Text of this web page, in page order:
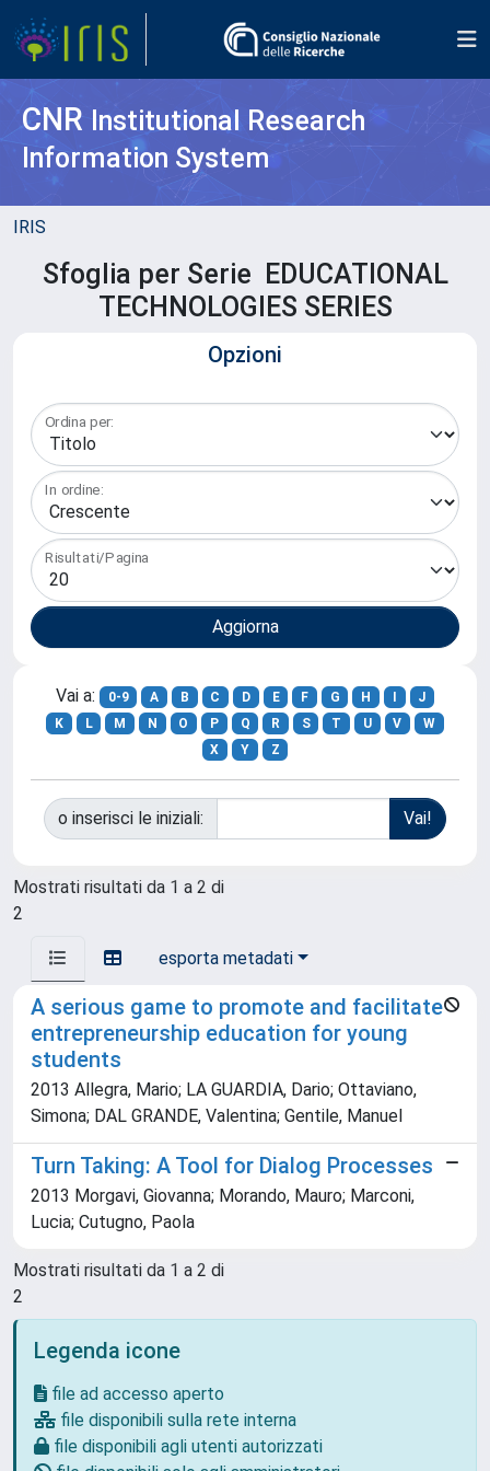
CNR Institutional Research
Information System
IRIS
Sfoglia per Serie EDUCATIONAL
TECHNOLOGIES SERIES
Opzioni
Ordina per:
In ordine:
Risultati/Pagina
Vai a: 0-9 A B C D E F G H
J
K
L M N O P Q R S T U V
W
X
Y Z
o inserisci le iniziali:
Mostrati risultati da 1 a 2 di
2
esporta metadati
A serious game to promote and facilitate
entrepreneurship education for young
students
2013 Allegra, Mario; LA GUARDIA, Dario; Ottaviano,
Simona; DAL GRANDE, Valentina; Gentile, Manuel
Turn Taking: A Tool for Dialog Processes
2013 Morgavi, Giovanna; Morando, Mauro; Marconi,
Lucia; Cutugno, Paola
Mostrati risultati da 1 a 2 di
2
Legenda icone
file ad accesso aperto
file disponibili sulla rete interna
file disponibili agli utenti autorizzati